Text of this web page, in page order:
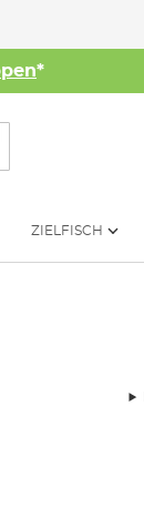
*
ZIELFISCH